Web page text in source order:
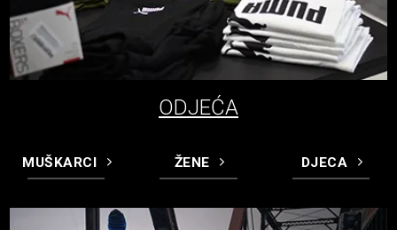
ODJEĆA
MUŠKARCI ŽENE DJECA